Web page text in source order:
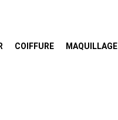
COIFFURE MAQUILLAGE